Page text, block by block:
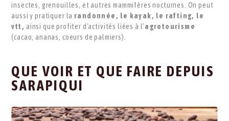
insectes, grenouilles, et autres mammifères nocturnes. On peut
aussi y pratiquer la randonnée, le kayak, le rafting, le
vtt, ainsi que profiter d'activités liées à l’agrotourisme
(cacao, ananas, coeurs de palmiers).
QUE VOIR ET QUE FAIRE DEPUIS
SARAPIQUI